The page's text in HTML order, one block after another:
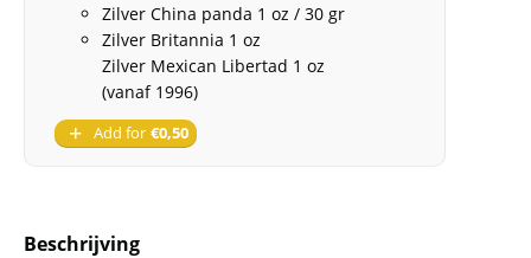
Zilver China panda 1 oz / 30 gr
Zilver Britannia 1 oz
Zilver Mexican Libertad 1 oz
(vanaf 1996)
Add for €0,50
Beschrijving